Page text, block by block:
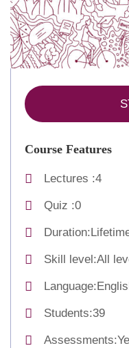
Course Features
Lectures 4
Quiz 0
Duration
Skill level All
Language
Students 39
Assessments